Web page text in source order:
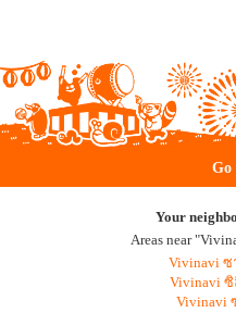
Go
Your
Areas near
Vivinavi
Vivinavi
Vivinavi